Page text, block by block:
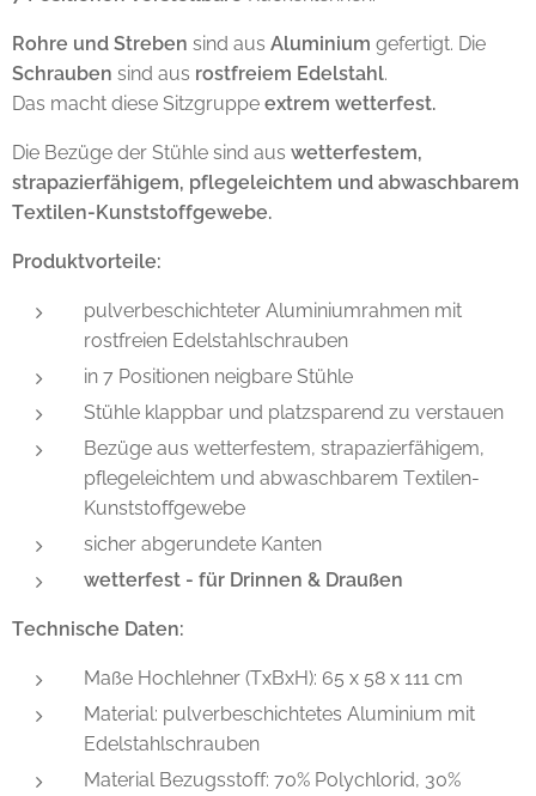
Rohre und Streben sind aus Aluminium gefertigt. Die
Schrauben sind aus rostfreiem Edelstahl.
Das macht diese Sitzgruppe extrem wetterfest.
Die Bezüge der Stühle sind aus wetterfestem,
strapazierfähigem, pflegeleichtem und abwaschbarem
Textilen-Kunststoffgewebe.
Produktvorteile:
pulverbeschichteter Aluminiumrahmen mit
rostfreien Edelstahlschrauben
in 7 Positionen neigbare Stühle
Stühle klappbar und platzsparend zu verstauen
Bezüge aus wetterfestem, strapazierfähigem,
pflegeleichtem und abwaschbarem Textilen-
Kunststoffgewebe
sicher abgerundete Kanten
wetterfest - für Drinnen & Draußen
Technische Daten:
Maße Hochlehner (TxBxH): 65 x 58 x 111 cm
Material: pulverbeschichtetes Aluminium mit
Edelstahlschrauben
Material Bezugsstoff: 70% Polychlorid, 30%